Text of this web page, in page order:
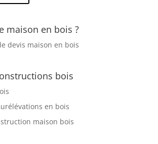
maison en bois ?
bois
en bois
maison bois